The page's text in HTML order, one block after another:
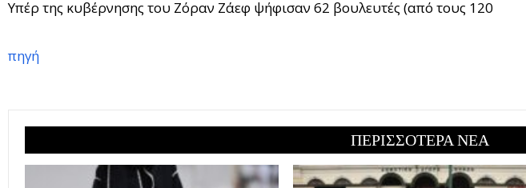
Υπέρ της κυβέρνησης του Ζόραν Ζάεφ ψήφισαν 62 βουλευτές (από τους 120
πηγή
ΠΕΡΙΣΣΟΤΕΡΑ ΝΕΑ